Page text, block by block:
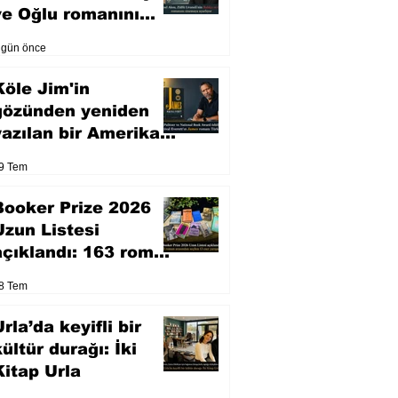
Oğlu romanını
önce
Jim'in
yeniden
bir Amerikan
Tem
Prize 2026
Listesi
163 roman
Tem
keyifli bir
durağı: İki
Urla